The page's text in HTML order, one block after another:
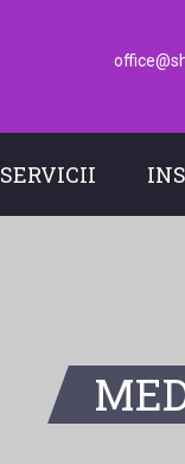
SERVICII